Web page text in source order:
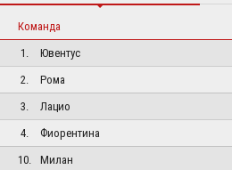
Команда
1.
Ювентус
2.
Рома
3.
Лацио
4.
Фиорентина
10.
Милан